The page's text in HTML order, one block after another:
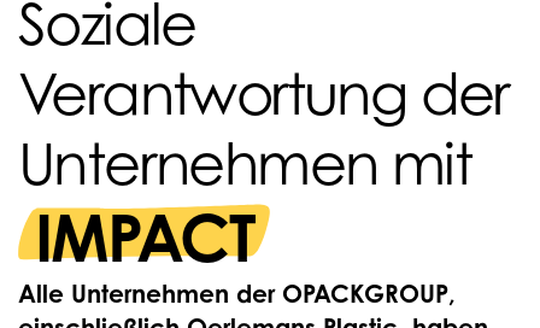
Soziale
Verantwortung der
Unternehmen mit
IMPACT
Alle Unternehmen der OPACKGROUP,